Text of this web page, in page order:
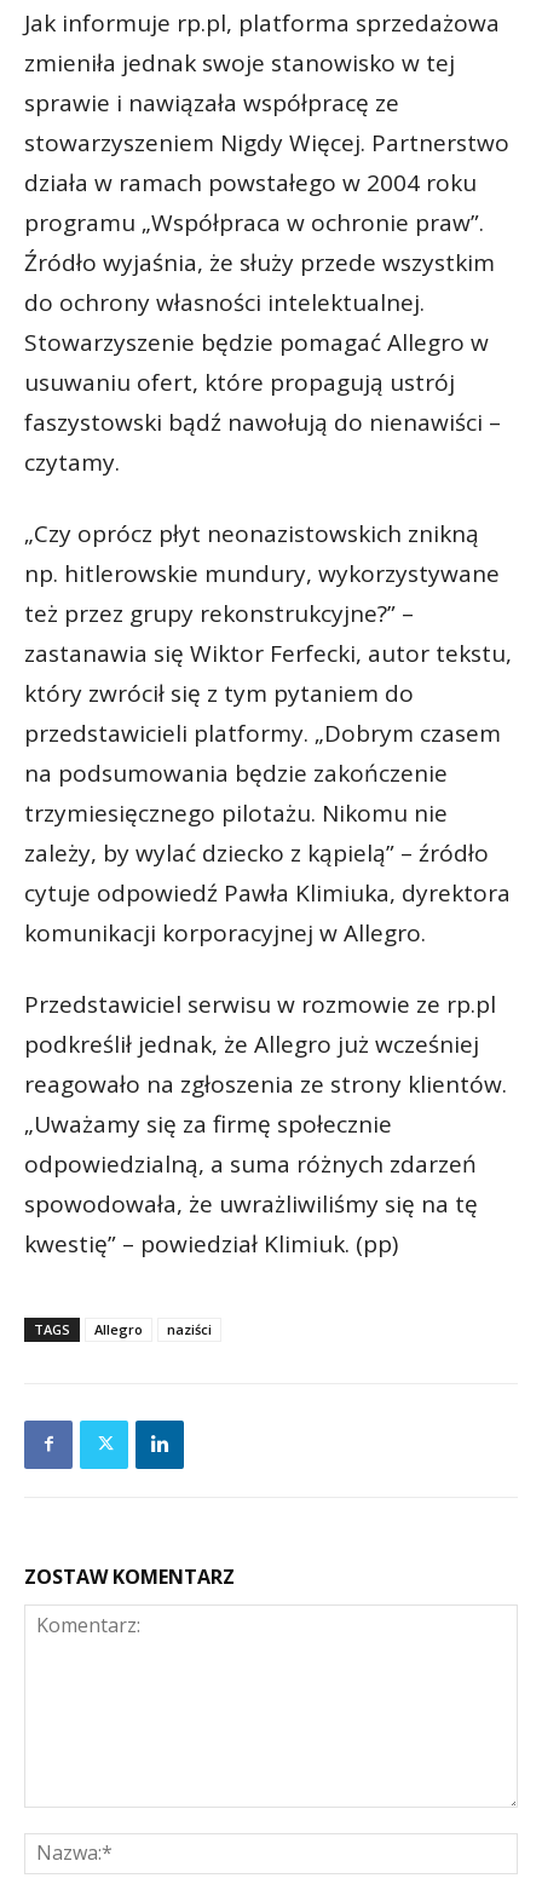
Jak informuje rp.pl, platforma sprzedażowa
zmieniła jednak swoje stanowisko w tej
sprawie i nawiązała współpracę ze
stowarzyszeniem Nigdy Więcej. Partnerstwo
działa w ramach powstałego w 2004 roku
programu „Współpraca w ochronie praw”.
Źródło wyjaśnia, że służy przede wszystkim
do ochrony własności intelektualnej.
Stowarzyszenie będzie pomagać Allegro w
usuwaniu ofert, które propagują ustrój
faszystowski bądź nawołują do nienawiści –
czytamy.
„Czy oprócz płyt neonazistowskich znikną
np. hitlerowskie mundury, wykorzystywane
też przez grupy rekonstrukcyjne?” –
zastanawia się Wiktor Ferfecki, autor tekstu,
który zwrócił się z tym pytaniem do
przedstawicieli platformy. „Dobrym czasem
na podsumowania będzie zakończenie
trzymiesięcznego pilotażu. Nikomu nie
zależy, by wylać dziecko z kąpielą” – źródło
cytuje odpowiedź Pawła Klimiuka, dyrektora
komunikacji korporacyjnej w Allegro.
Przedstawiciel serwisu w rozmowie ze rp.pl
podkreślił jednak, że Allegro już wcześniej
reagowało na zgłoszenia ze strony klientów.
„Uważamy się za firmę społecznie
odpowiedzialną, a suma różnych zdarzeń
spowodowała, że uwrażliwiliśmy się na tę
kwestię” – powiedział Klimiuk. (pp)
TAGS Allegro naziści
ZOSTAW KOMENTARZ